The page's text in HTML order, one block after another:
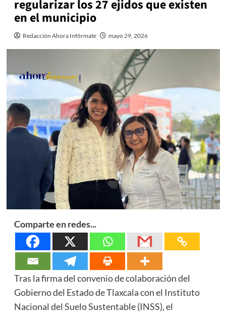
regularizar los 27 ejidos que existen
en el municipio
Redacción Ahora Infórmate mayo 29, 2026
Comparte en redes...
Tras la firma del convenio de colaboración del
Gobierno del Estado de Tlaxcala con el Instituto
Nacional del Suelo Sustentable (INSS), el